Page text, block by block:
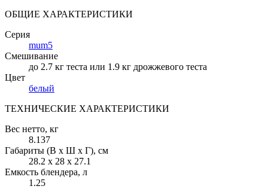
ОБЩИЕ ХАРАКТЕРИСТИКИ
Серия
mum5
Смешивание
до 2.7 кг теста или 1.9 кг дрожжевого теста
Цвет
белый
ТЕХНИЧЕСКИЕ ХАРАКТЕРИСТИКИ
Вес нетто, кг
8.137
Габариты (В х Ш х Г), см
28.2 х 28 х 27.1
Емкость блендера, л
1.25